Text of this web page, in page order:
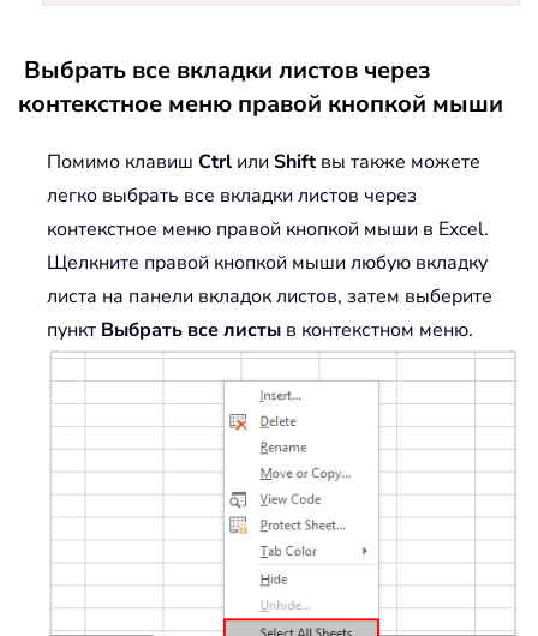
Выбрать все вкладки листов через
контекстное меню правой кнопкой мыши
Помимо клавиш Ctrl или Shiftвы также можете
легко выбрать все вкладки листов через
контекстное меню правой кнопкой мыши в Excel.
Щелкните правой кнопкой мыши любую вкладку
листа на панели вкладок листов, затем выберите
пункт Выбрать все листы в контекстном меню.